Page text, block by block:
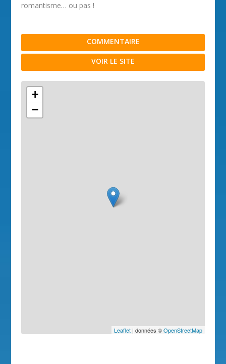
romantisme… ou pas !
COMMENTAIRE
VOIR LE SITE
+
−
Leaflet| données ©OpenStreetMap